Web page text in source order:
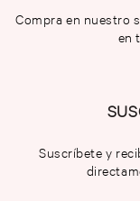
Compra en nuestro
en
Suscríbete y